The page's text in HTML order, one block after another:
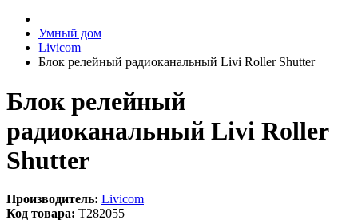
Умный дом
Livicom
Блок релейный радиоканальный Livi Roller Shutter
Блок релейный
радиоканальный Livi Roller
Shutter
Производитель: Livicom
Код товара: T282055